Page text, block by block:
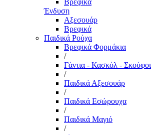
Βρεφικά
Ένδυση
Αξεσουάρ
Βρεφικά
Παιδικά Ρούχα
Βρεφικά Φορμάκια
/
Γάντια - Κασκόλ - Σκούφοι
/
Παιδικά Αξεσουάρ
/
Παιδικά Εσώρουχα
/
Παιδικά Μαγιό
/